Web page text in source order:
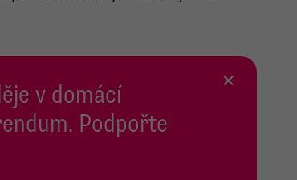
v domácí
Podpořte
×